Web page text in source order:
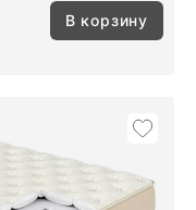
В корзину